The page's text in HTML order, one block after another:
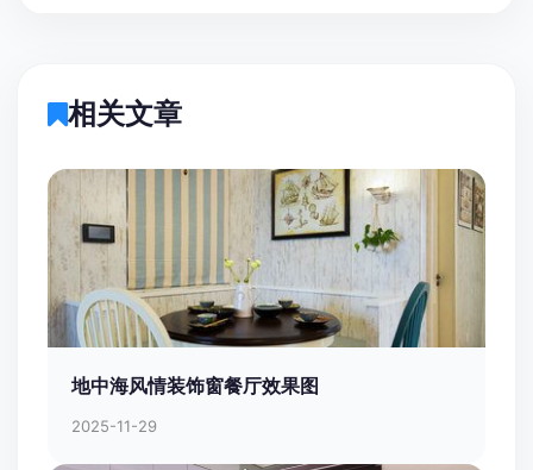
相关文章
地中海风情装饰窗餐厅效果图
2025-11-29